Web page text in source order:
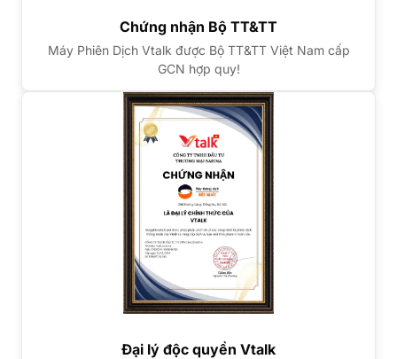
Chứng nhận Bộ TT&TT
Máy Phiên Dịch Vtalk được Bộ TT&TT Việt Nam cấp
GCN hợp quy!
Đại lý độc quyền Vtalk